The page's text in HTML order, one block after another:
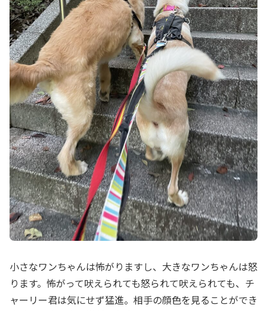
小さなワンちゃんは怖がりますし、大きなワンちゃんは怒
ります。怖がって吠えられても怒られて吠えられても、チ
ャーリー君は気にせず猛進。相手の顔色を見ることができ